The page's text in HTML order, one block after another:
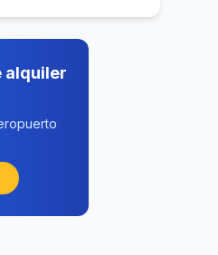
alquiler